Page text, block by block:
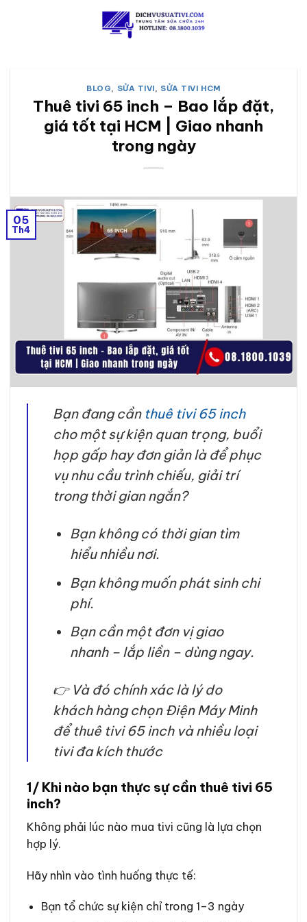
BLOG, SỬA TIVI, SỬA TIVI HCM
Thuê tivi 65 inch – Bao lắp đặt,
giá tốt tại HCM | Giao nhanh
trong ngày
05
Th4
Bạn đang cần thuê tivi 65 inch
cho một sự kiện quan trọng, buổi
họp gấp hay đơn giản là để phục
vụ nhu cầu trình chiếu, giải trí
trong thời gian ngắn?
Bạn không có thời gian tìm
hiểu nhiều nơi.
Bạn không muốn phát sinh chi
phí.
Bạn cần một đơn vị giao
nhanh – lắp liền – dùng ngay.
👉 Và đó chính xác là lý do
khách hàng chọn Điện Máy Minh
để thuê tivi 65 inch và nhiều loại
tivi đa kích thước
1/ Khi nào bạn thực sự cần thuê tivi 65
inch?
Không phải lúc nào mua tivi cũng là lựa chọn
hợp lý.
Hãy nhìn vào tình huống thực tế:
Bạn tổ chức sự kiện chỉ trong 1–3 ngày